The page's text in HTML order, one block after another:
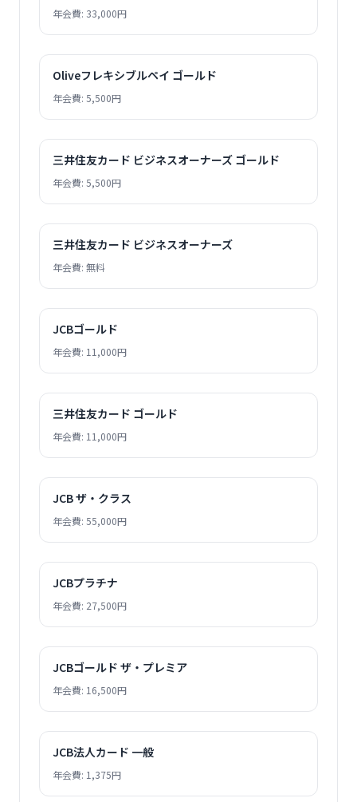
年会費: 33,000円
Oliveフレキシブルペイ ゴールド
年会費: 5,500円
三井住友カード ビジネスオーナーズ ゴールド
年会費: 5,500円
三井住友カード ビジネスオーナーズ
年会費: 無料
JCBゴールド
年会費: 11,000円
三井住友カード ゴールド
年会費: 11,000円
JCB ザ・クラス
年会費: 55,000円
JCBプラチナ
年会費: 27,500円
JCBゴールド ザ・プレミア
年会費: 16,500円
JCB法人カード 一般
年会費: 1,375円